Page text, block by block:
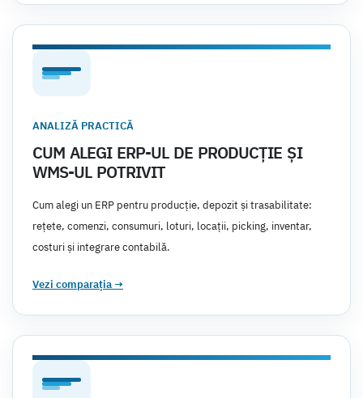
ANALIZĂ PRACTICĂ
CUM ALEGI ERP-UL DE PRODUCȚIE ȘI
WMS-UL POTRIVIT
Cum alegi un ERP pentru producție, depozit și trasabilitate:
rețete, comenzi, consumuri, loturi, locații, picking, inventar,
costuri și integrare contabilă.
Vezi comparația →